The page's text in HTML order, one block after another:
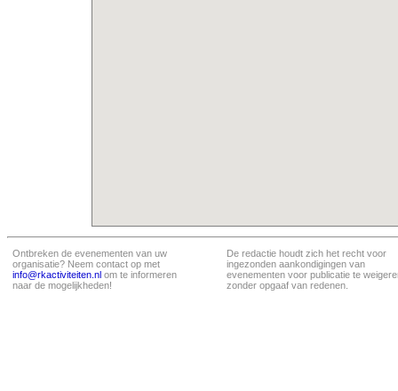
Ontbreken de evenementen van uw
organisatie? Neem contact op met
info@rkactiviteiten.nl om te informeren
naar de mogelijkheden!
De redactie houdt zich het recht voor
ingezonden aankondigingen van
evenementen voor publicatie te
zonder opgaaf van redenen.